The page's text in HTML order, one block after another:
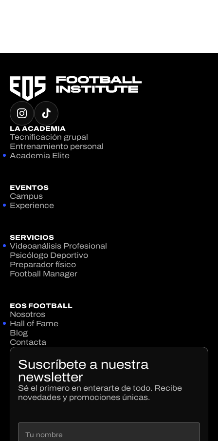
LA ACADEMIA
Tecnificación grupal
Entrenamiento personal
Academia Elite
EVENTOS
Campus
Experience
SERVICIOS
Videoanálisis Profesional
Psicólogo Deportivo
Preparador físico
Football Manager
EOS FOOTBALL
Nosotros
Hall of Fame
Blog
Contacta
Suscríbete a nuestra
newsletter
Sé el primero en enterarte de todo. Recibe
novedades y promociones únicas.